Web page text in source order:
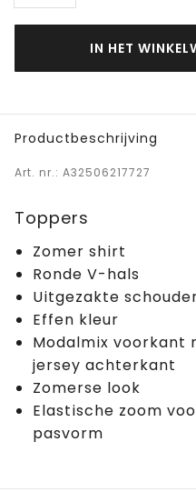
IN HET
Productbeschrijving
Art. nr.: A32506217727
Toppers
Zomer shirt
Ronde V-hals
Uitgezakte
Effen kleur
Modalmix voorkant
jersey achterkant
Zomerse look
Elastische zoom
pasvorm